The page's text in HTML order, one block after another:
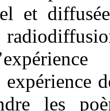
et
les